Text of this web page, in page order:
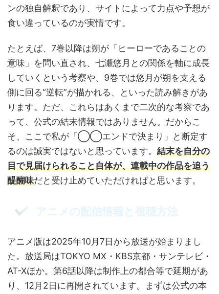
ンの独自解釈であり、サイトによって力点や予想が
食い違っているのが実情です。
たとえば、7巻以降は朔が「ヒーローであることの
意味」を問い直され、七瀬悠月との関係を軸に成長
していくという考察や、9巻では悠月が朔を支える
側に回る“逆転”が描かれる、といった読み解きがあ
ります。ただ、これらはあくまで二次的な考察であ
って、公式の結末情報ではありません。だからこ
そ、ここで私が「◯◯エンドで決まり」と断定す
るのは誠実ではないと思っています。 結末を自分の
目で見届けられること自体が、連載中の作品を追う
醍醐味だと受け止めていただければと思います。
アニメの配信情報と視聴方法
アニメ版は2025年10月7日から放送が始まりまし
た。放送局はTOKYO MX・KBS京都・サンテレビ・
AT-Xほか。第6話以降は制作上の都合等で延期があ
り、12月2日に再開されています。まずは公式の本